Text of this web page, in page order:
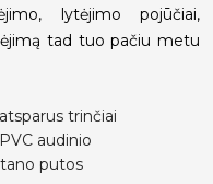
lytėjimo pojūčiai,
tad tuo pačiu metu
trinčiai
audinio
putos